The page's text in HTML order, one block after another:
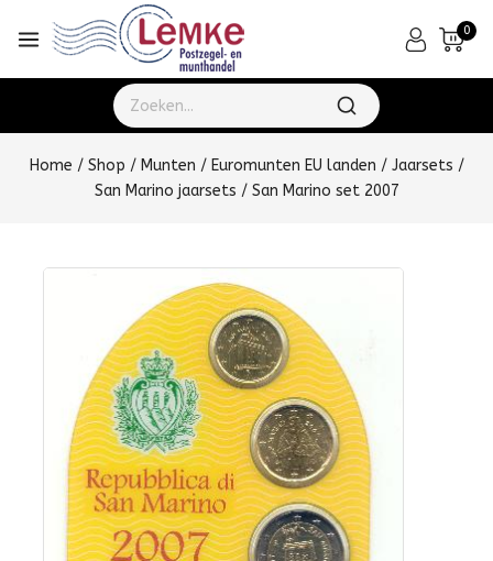
0
Home / Shop / Munten / Euromunten EU landen / Jaarsets /
San Marino jaarsets / San Marino set 2007